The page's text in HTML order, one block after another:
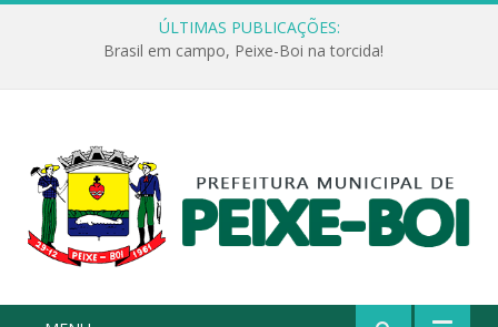
ÚLTIMAS PUBLICAÇÕES:
Brasil em campo, Peixe-Boi na torcida!